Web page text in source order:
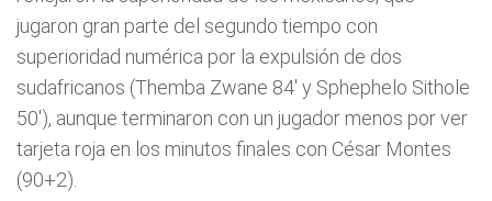
jugaron gran parte del segundo tiempo con
superioridad numérica por la expulsión de dos
sudafricanos (Themba Zwane 84' y Sphephelo Sithole
50'), aunque terminaron con un jugador menos por ver
tarjeta roja en los minutos finales con César Montes
(90+2).